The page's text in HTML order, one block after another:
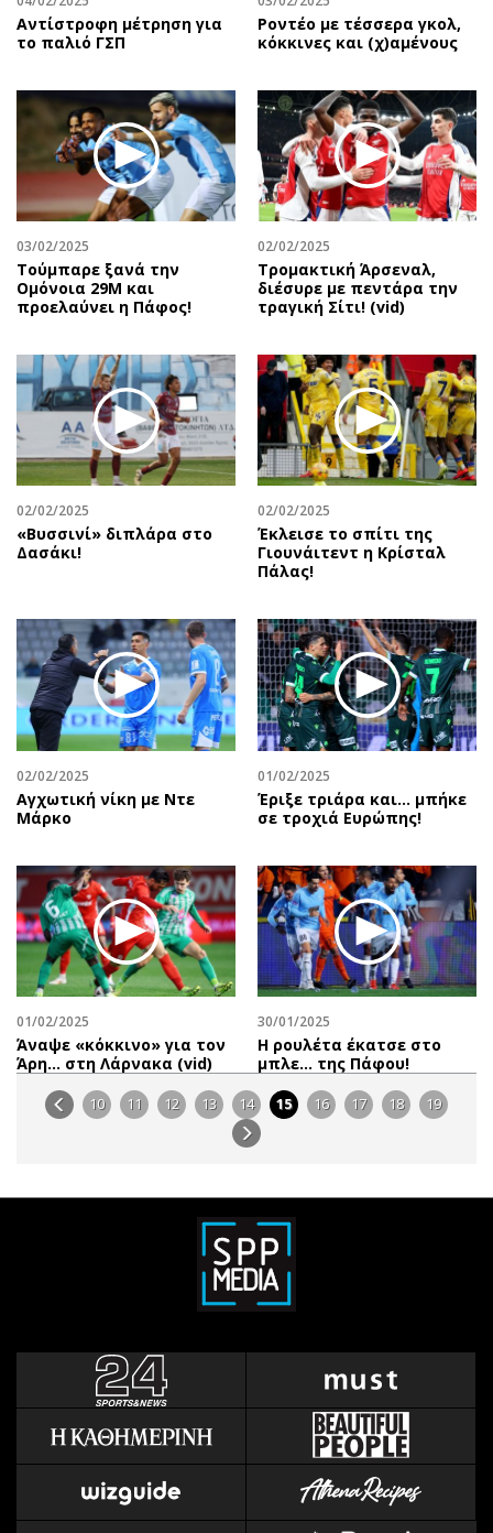
Αντίστροφη μέτρηση για
το παλιό ΓΣΠ
Ροντέο με τέσσερα γκολ,
κόκκινες και (χ)αμένους
03/02/2025
Τούμπαρε ξανά την
Ομόνοια 29Μ και
προελαύνει η Πάφος!
02/02/2025
Τρομακτική Άρσεναλ,
διέσυρε με πεντάρα την
τραγική Σίτι! (vid)
02/02/2025
«Βυσσινί» διπλάρα στο
Δασάκι!
02/02/2025
Έκλεισε το σπίτι της
Γιουνάιτεντ η Κρίσταλ
Πάλας!
02/02/2025
Αγχωτική νίκη με Ντε
Μάρκο
01/02/2025
Έριξε τριάρα και… μπήκε
σε τροχιά Ευρώπης!
01/02/2025
Άναψε «κόκκινο» για τον
Άρη… στη Λάρνακα (vid)
30/01/2025
Η ρουλέτα έκατσε στο
μπλε… της Πάφου!
10 11 12 13 14 15 16 17 18 19